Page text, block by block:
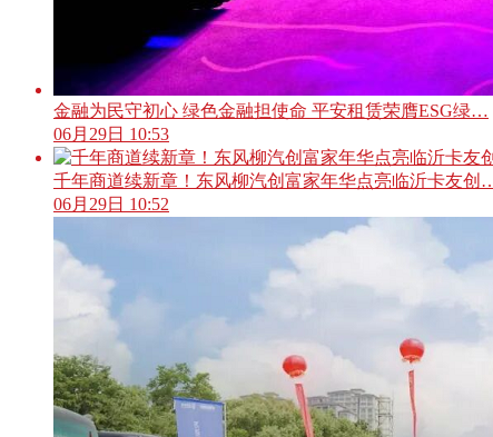
金融为民守初心 绿色金融担使命 平安租赁荣膺ESG绿…
06月29日 10:53
千年商道续新章！东风柳汽创富家年华点亮临沂卡友创
06月29日 10:52